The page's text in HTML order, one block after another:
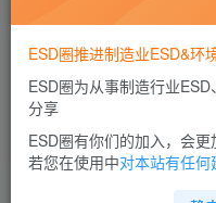
防
ESD圈推进制造业ESD&环
ESD圈为从事制造行业
分享
ESD圈有你们的加入，会更
若您在使用中对本站有任